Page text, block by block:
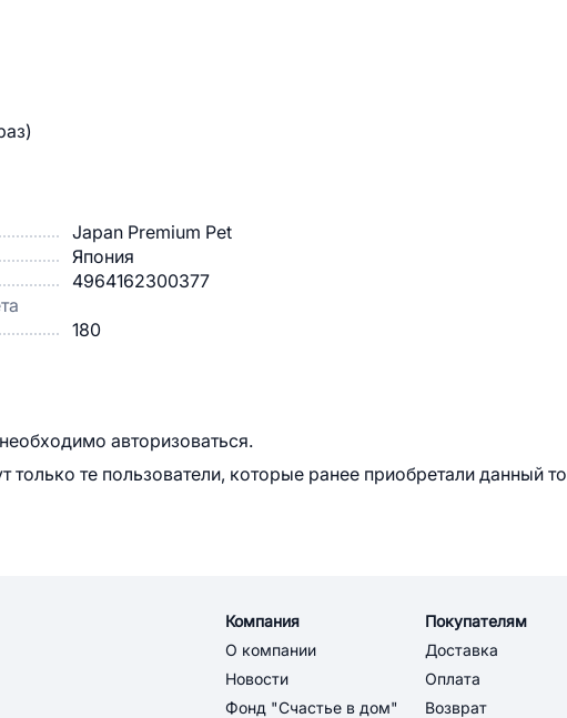
Japan Premium Pet
Япония
4964162300377
180
авторизоваться.
только те пользователи, которые ранее приобретали данный
Компания
О компании
Новости
Фонд "Счастье в дом"
Покупателям
Доставка
Оплата
Возврат